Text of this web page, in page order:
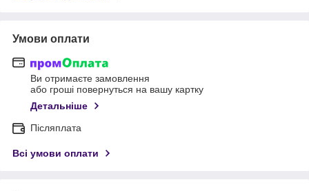
Умови оплати
Ви отримаєте замовлення
або гроші повернуться на вашу картку
Детальніше
Післяплата
Всі умови оплати